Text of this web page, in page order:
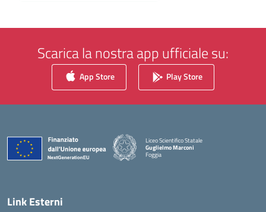
Scarica la nostra app ufficiale su:
App Store Play Store
Liceo Scientifico Statale
Guglielmo Marconi
Foggia
— Visita la pagina iniziale della scuola
Link Esterni